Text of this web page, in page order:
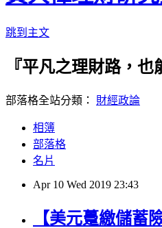
跳到主文
『平凡之理財路，也
部落格全站分類： 財經政論
相簿
部落格
名片
Apr 10 Wed 2019 23:43
【美元躉繳儲蓄